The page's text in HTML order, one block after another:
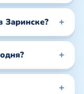
Заринске?